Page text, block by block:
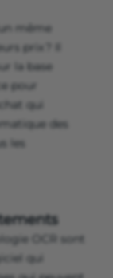
même
prix ? Il
la base
pour
qui
des
les
OCR sont
qui